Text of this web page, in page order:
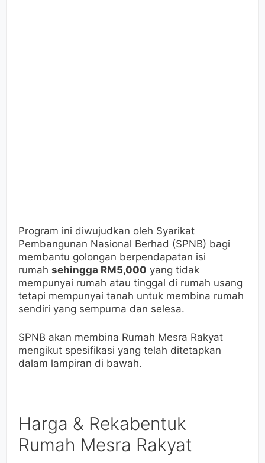
Program ini diwujudkan oleh Syarikat
Pembangunan Nasional Berhad (SPNB) bagi
membantu golongan berpendapatan isi
rumah sehingga RM5,000 yang tidak
mempunyai rumah atau tinggal di rumah usang
tetapi mempunyai tanah untuk membina rumah
sendiri yang sempurna dan selesa.
SPNB akan membina Rumah Mesra Rakyat
mengikut spesifikasi yang telah ditetapkan
dalam lampiran di bawah.
Harga & Rekabentuk
Rumah Mesra Rakyat